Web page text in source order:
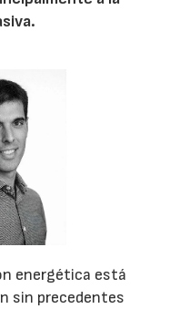
energética está
sin precedentes